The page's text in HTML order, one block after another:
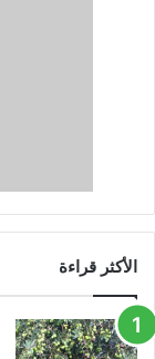
الأكثر قراءة